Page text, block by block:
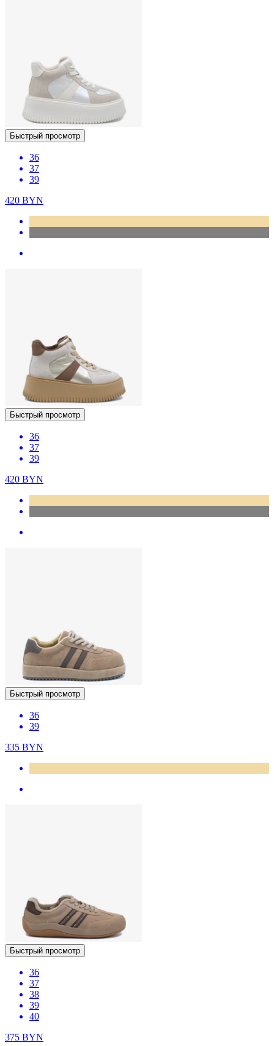
Быстрый просмотр
36
37
39
420 BYN
Быстрый просмотр
36
37
39
420 BYN
Быстрый просмотр
36
39
335 BYN
Быстрый просмотр
36
37
38
39
40
375 BYN